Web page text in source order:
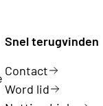
Snel terugvinden
Contact
Word lid